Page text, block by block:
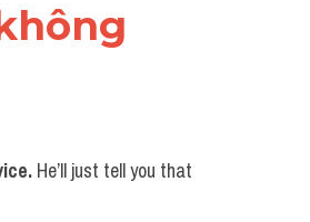
He’ll just tell you that